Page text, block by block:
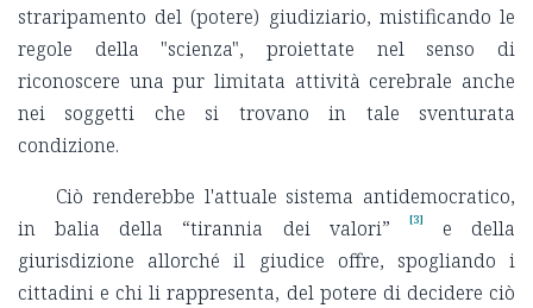
straripamento del (potere) giudiziario, mistificando le
regole della "scienza", proiettate nel senso di
riconoscere una pur limitata attività cerebrale anche
nei soggetti che si trovano in tale sventurata
condizione.
Ciò renderebbe l'attuale sistema antidemocratico,
in balia della “tirannia dei valori”
[3]
e della
giurisdizione allorché il giudice offre, spogliando i
cittadini e chi li rappresenta, del potere di decidere ciò